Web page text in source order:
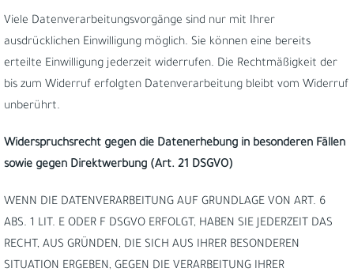
Viele Datenverarbeitungsvorgänge sind nur mit Ihrer
ausdrücklichen Einwilligung möglich. Sie können eine bereits
erteilte Einwilligung jederzeit widerrufen. Die Rechtmäßigkeit der
bis zum Widerruf erfolgten Datenverarbeitung bleibt vom Widerruf
unberührt.
Widerspruchsrecht gegen die Datenerhebung in besonderen Fällen
sowie gegen Direktwerbung (Art. 21 DSGVO)
WENN DIE DATENVERARBEITUNG AUF GRUNDLAGE VON ART. 6
ABS. 1 LIT. E ODER F DSGVO ERFOLGT, HABEN SIE JEDERZEIT DAS
RECHT, AUS GRÜNDEN, DIE SICH AUS IHRER BESONDEREN
SITUATION ERGEBEN, GEGEN DIE VERARBEITUNG IHRER